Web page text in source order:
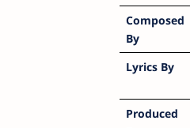
Composed
By
Lyrics By
Produced